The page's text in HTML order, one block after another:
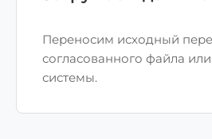
Переносим исходный
согласованного файла
системы.